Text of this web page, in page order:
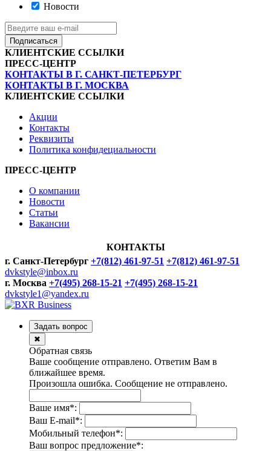
Новости
Подписаться
КЛИЕНТСКИЕ ССЫЛКИ
ПРЕСС-ЦЕНТР
КОНТАКТЫ В Г. САНКТ-ПЕТЕРБУРГ
КОНТАКТЫ В Г. МОСКВА
КЛИЕНТСКИЕ ССЫЛКИ
Акции
Контакты
Реквизиты
Политика конфидециальности
ПРЕСС-ЦЕНТР
О компании
Новости
Статьи
Вакансии
КОНТАКТЫ
г. Санкт-Петербург +7(812) 461-97-51 +7(812) 461-97-51
dvkstyle@inbox.ru
г. Москва +7(495) 268-15-21 +7(495) 268-15-21
dvkstyle1@yandex.ru
Задать вопрос
✖
Обратная связь
Ваше сообщение отправлено. Ответим Вам в
ближайшее время.
Произошла ошибка. Сообщение не отправлено.
Ваше имя*:
Ваш E-mail*:
Мобильный телефон*:
Ваш вопрос предложение*: